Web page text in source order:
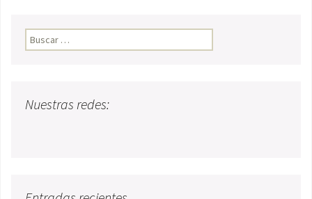
Buscar:
Nuestras redes: